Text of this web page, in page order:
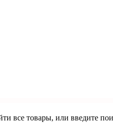
все товары, или введите